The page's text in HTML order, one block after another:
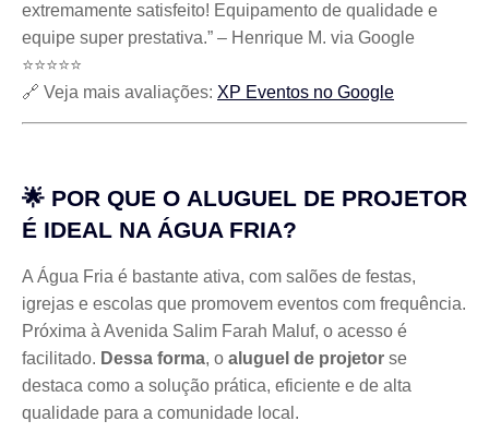
extremamente satisfeito! Equipamento de qualidade e
equipe super prestativa.” – Henrique M. via Google
⭐⭐⭐⭐⭐
🔗 Veja mais avaliações: XP Eventos no Google
🌟 POR QUE O ALUGUEL DE PROJETOR
É IDEAL NA ÁGUA FRIA?
A Água Fria é bastante ativa, com salões de festas,
igrejas e escolas que promovem eventos com frequência.
Próxima à Avenida Salim Farah Maluf, o acesso é
facilitado. Dessa forma, o aluguel de projetor se
destaca como a solução prática, eficiente e de alta
qualidade para a comunidade local.